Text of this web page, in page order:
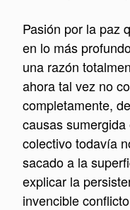
Pasión por la paz
en lo más
una razón
ahora tal vez no
completamente,
causas
colectivo todavía
sacado a la
explicar la
invencible